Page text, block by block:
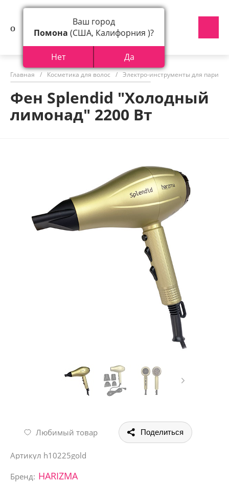
Главная / Косметика для волос / Электро-инструменты для
Фен Splendid "Холодный
лимонад" 2200 Вт
Любимый товар Поделиться
Артикул h10225gold
Бренд: HARIZMA
Ваш город
Помона (США, Калифорния )?
Нет Да